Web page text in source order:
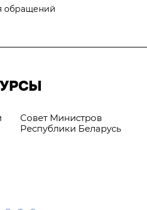
обращений
Совет Министров
Республики Беларусь